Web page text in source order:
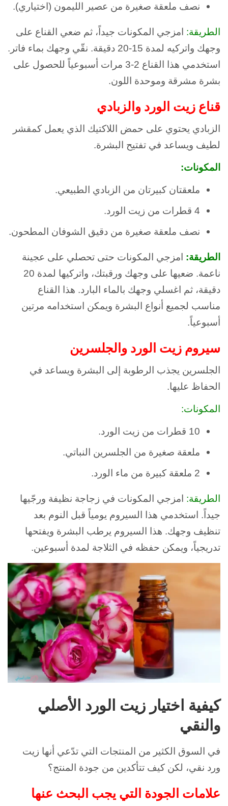
نصف ملعقة صغيرة من عصير الليمون (اختياري).
الطريقة: امزجي المكونات جيداً، ثم ضعي القناع على
وجهك واتركيه لمدة 15-20 دقيقة. نقّي وجهك بماء فاتر.
استخدمي هذا القناع 2-3 مرات أسبوعياً للحصول على
بشرة مشرقة وموحدة اللون.
قناع زيت الورد والزبادي
الزبادي يحتوي على حمض اللاكتيك الذي يعمل كمقشر
لطيف ويساعد في تفتيح البشرة.
المكونات:
ملعقتان كبيرتان من الزبادي الطبيعي.
4 قطرات من زيت الورد.
نصف ملعقة صغيرة من دقيق الشوفان المطحون.
الطريقة: امزجي المكونات حتى تحصلي على عجينة
ناعمة. ضعيها على وجهك ورقبتك، واتركيها لمدة 20
دقيقة، ثم اغسلي وجهك بالماء البارد. هذا القناع
مناسب لجميع أنواع البشرة ويمكن استخدامه مرتين
أسبوعياً.
سيروم زيت الورد والجلسرين
الجلسرين يجذب الرطوبة إلى البشرة ويساعد في
الحفاظ عليها.
المكونات:
10 قطرات من زيت الورد.
ملعقة صغيرة من الجلسرين النباتي.
2 ملعقة كبيرة من ماء الورد.
الطريقة: امزجي المكونات في زجاجة نظيفة ورجّيها
جيداً. استخدمي هذا السيروم يومياً قبل النوم بعد
تنظيف وجهك. هذا السيروم يرطب البشرة ويفتحها
تدريجياً، ويمكن حفظه في الثلاجة لمدة أسبوعين.
كيفية اختيار زيت الورد الأصلي
والنقي
في السوق الكثير من المنتجات التي تدّعي أنها زيت
ورد نقي، لكن كيف تتأكدين من جودة المنتج؟
علامات الجودة التي يجب البحث عنها